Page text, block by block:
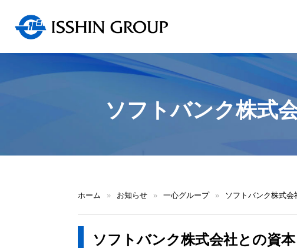
ソフトバンク株式
ホーム » お知らせ » 一心グループ » ソフトバンク株式
ソフトバンク株式会社との資